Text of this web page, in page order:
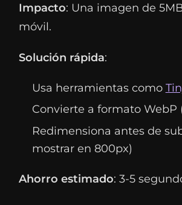
Impacto: Una imagen de
móvil.
Solución rápida:
Usa herramientas como
Convierte a formato WebP
Redimensiona antes de
mostrar en 800px)
Ahorro estimado: 3-5